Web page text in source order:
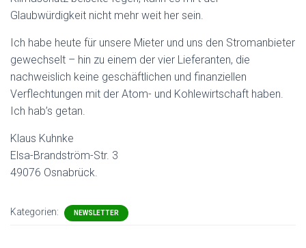
Glaubwürdigkeit nicht mehr weit her sein.
Ich habe heute für unsere Mieter und uns den Stromanbieter
gewechselt – hin zu einem der vier Lieferanten, die
nachweislich keine geschäftlichen und finanziellen
Verflechtungen mit der Atom- und Kohlewirtschaft haben.
Ich hab’s getan.
Klaus Kuhnke
Elsa-Brandström-Str. 3
49076 Osnabrück.
Kategorien: NEWSLETTER